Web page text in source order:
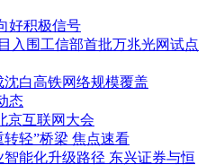
好积极信号
入围工信部首批万兆光网试点
白高铁网络规模覆盖
态
京互联网大会
转轻”桥梁 焦点速看
能化升级路径 东兴证券与恒